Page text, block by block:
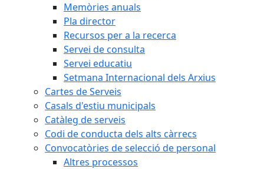
Memòries anuals
Pla director
Recursos per a la recerca
Servei de consulta
Servei educatiu
Setmana Internacional dels Arxius
Cartes de Serveis
Casals d'estiu municipals
Catàleg de serveis
Codi de conducta dels alts càrrecs
Convocatòries de selecció de personal
Altres processos